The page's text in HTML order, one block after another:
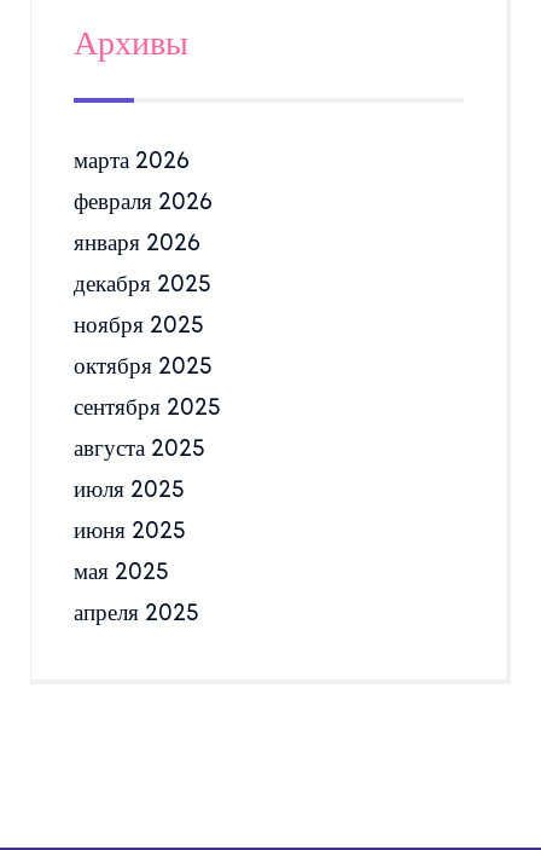
Архивы
марта 2026
февраля 2026
января 2026
декабря 2025
ноября 2025
октября 2025
сентября 2025
августа 2025
июля 2025
июня 2025
мая 2025
апреля 2025